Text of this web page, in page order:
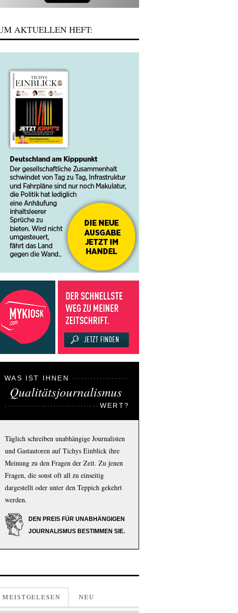
AKTUELLEN HEFT:
WAS IST IHNEN
Qualitätsjournalismus
WERT?
Täglich schreiben unabhängige Journalisten
und Gastautoren auf Tichys Einblick ihre
Meinung zu den Fragen der Zeit. Zu jenen
Fragen, die sonst oft all zu einseitig
dargestellt oder unter den Teppich gekehrt
werden.
DEN PREIS FÜR UNABHÄNGIGEN
JOURNALISMUS BESTIMMEN SIE.
MEISTGELESEN NEU